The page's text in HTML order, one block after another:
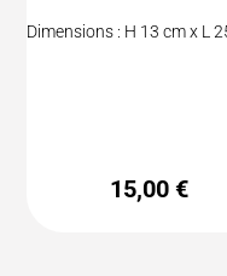
Dimensions : H 13 cm x L
15,00 €